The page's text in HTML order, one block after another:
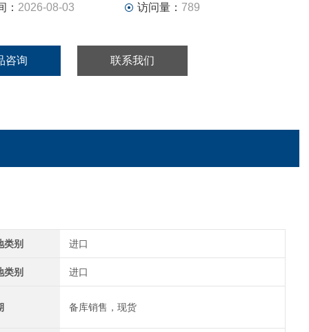
： 2026-08-03 访问量： 789
咨询 联系我们
类别 进口
类别 进口
备库销售，现货